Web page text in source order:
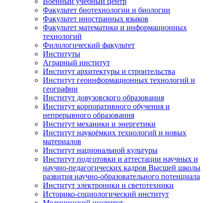
Факультет биотехнологии и биологии
Факультет иностранных языков
Факультет математики и информационных
технологий
Филологический факультет
Институты
Аграрный институт
Институт архитектуры и строительства
Институт геоинформационных технологий и
географии
Институт довузовского образования
Институт корпоративного обучения и
непрерывного образования
Институт механики и энергетики
Институт наукоёмких технологий и новых
материалов
Институт национальной культуры
Институт подготовки и аттестации научных и
научно-педагогических кадров Высшей школы
развития научно-образовательного потенциала
Институт электроники и светотехники
Историко-социологический институт